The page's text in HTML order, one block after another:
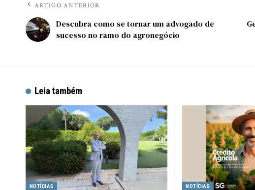
ARTIGO ANTERIOR
Descubra como se tornar um advogado de
sucesso no ramo do agronegócio
Leia também
NOTÍCIAS NOTÍCIAS